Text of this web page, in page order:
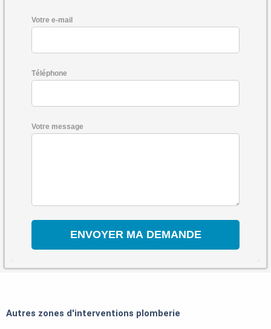
Votre e-mail
Téléphone
Votre message
Autres zones d'interventions plomberie